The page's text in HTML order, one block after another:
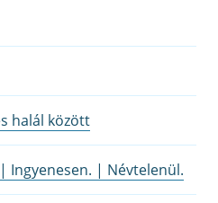
halál között
Ingyenesen. | Névtelenül.